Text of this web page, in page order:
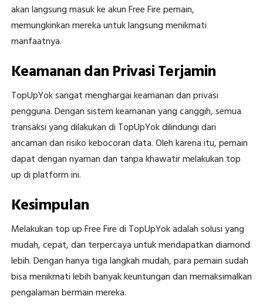
akan langsung masuk ke akun Free Fire pemain,
memungkinkan mereka untuk langsung menikmati
manfaatnya.
Keamanan dan Privasi Terjamin
TopUpYok sangat menghargai keamanan dan privasi
pengguna. Dengan sistem keamanan yang canggih, semua
transaksi yang dilakukan di TopUpYok dilindungi dari
ancaman dan risiko kebocoran data. Oleh karena itu, pemain
dapat dengan nyaman dan tanpa khawatir melakukan top
up di platform ini.
Kesimpulan
Melakukan top up Free Fire di TopUpYok adalah solusi yang
mudah, cepat, dan terpercaya untuk mendapatkan diamond
lebih. Dengan hanya tiga langkah mudah, para pemain sudah
bisa menikmati lebih banyak keuntungan dan memaksimalkan
pengalaman bermain mereka.